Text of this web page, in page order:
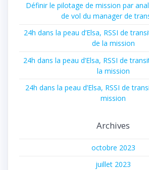
Définir le pilotage de mission par
de vol du manager de
24h dans la peau d’Elsa, RSSI de
de la mission
24h dans la peau d’Elsa, RSSI de
la mission
24h dans la peau d’Elsa, RSSI de
mission
Archives
octobre 2023
juillet 2023